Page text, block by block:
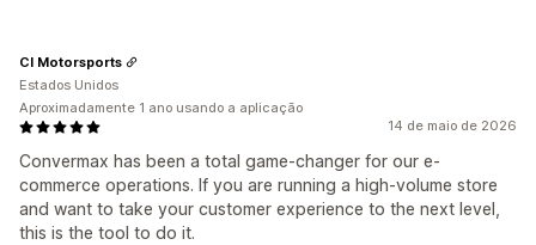
14 de maio de 2026
Convermax has been a total game-changer for our e-
commerce operations. If you are running a high-volume store
and want to take your customer experience to the next level,
this is the tool to do it.
CI Motorsports
Estados Unidos
Aproximadamente 1 ano usando a aplicação